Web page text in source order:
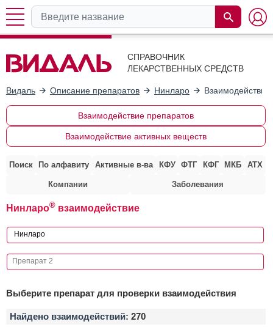
СПРАВОЧНИК
ЛЕКАРСТВЕННЫХ СРЕДСТВ
Видаль Описание препаратов Нинларо
Взаимодействие препаратов
Взаимодействие активных веществ
Поиск По алфавиту Активные в-ва КФУ ФТГ КФГ МКБ АТХ
Компании Заболевания
Нинларо® взаимодействие
Выберите препарат для проверки взаимодействия
Найдено взаимодействий: 270